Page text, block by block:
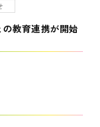
教育連携が開始